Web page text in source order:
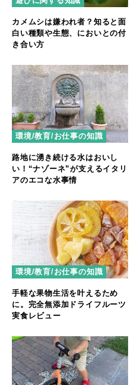
カメムシは嫌われ者？知ると面
白い種類や生態、においとの付
き合い方
環境/教育/お仕事の知識
路地に湧き続ける水はおいし
い！“ナゾーネ”が支えるイタリ
アのエコな水事情
環境/教育/お仕事の知識
手軽な果物生活を叶えるため
に。完全無添加ドライフルーツ
実食レビュー